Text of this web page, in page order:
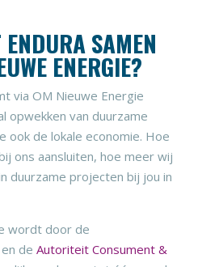
ENDURA SAMEN
ENERGIE?
via OM Nieuwe Energie
opwekken van duurzame
ook de lokale economie. Hoe
ons aansluiten, hoe meer wij
duurzame projecten bij jou in
wordt door de
en de Autoriteit Consument &